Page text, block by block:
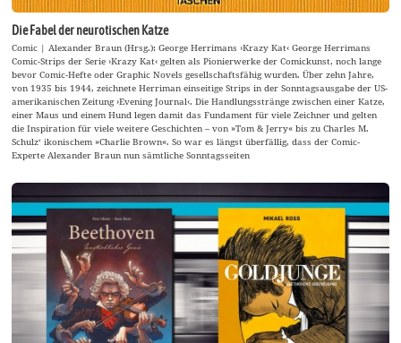
Die Fabel der neurotischen Katze
Comic | Alexander Braun (Hrsg.): George Herrimans ›Krazy Kat‹ George Herrimans
Comic-Strips der Serie ›Krazy Kat‹ gelten als Pionierwerke der Comickunst, noch lange
bevor Comic-Hefte oder Graphic Novels gesellschaftsfähig wurden. Über zehn Jahre,
von 1935 bis 1944, zeichnete Herriman einseitige Strips in der Sonntagsausgabe der US-
amerikanischen Zeitung ›Evening Journal‹. Die Handlungsstränge zwischen einer Katze,
einer Maus und einem Hund legen damit das Fundament für viele Zeichner und gelten
die Inspiration für viele weitere Geschichten – von »Tom & Jerry« bis zu Charles M.
Schulz‘ ikonischem »Charlie Brown«. So war es längst überfällig, dass der Comic-
Experte Alexander Braun nun sämtliche Sonntagsseiten